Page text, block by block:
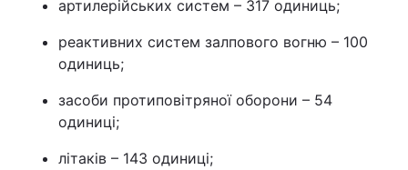
Екологія
Лонгріди
Відео з Youtube
Інтерв'ю
артилерійських систем – 317 одиниць;
реактивних систем залпового вогню – 100
одиниць;
засоби протиповітряної оборони – 54
одиниці;
літаків – 143 одиниці;